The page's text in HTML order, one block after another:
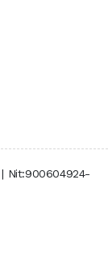
Nit:900604924-